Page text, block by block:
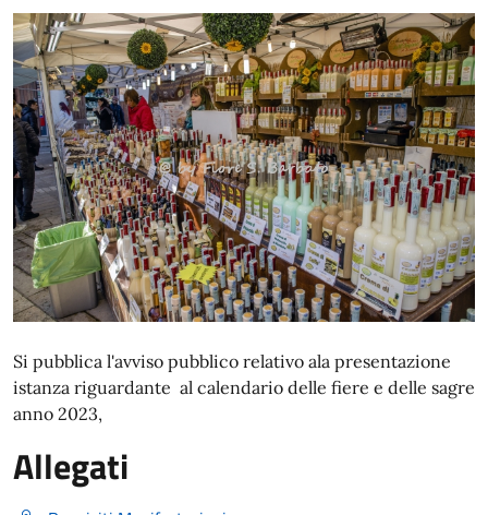
Si pubblica l'avviso pubblico relativo ala presentazione
istanza riguardante al calendario delle fiere e delle sagre
anno 2023,
Allegati